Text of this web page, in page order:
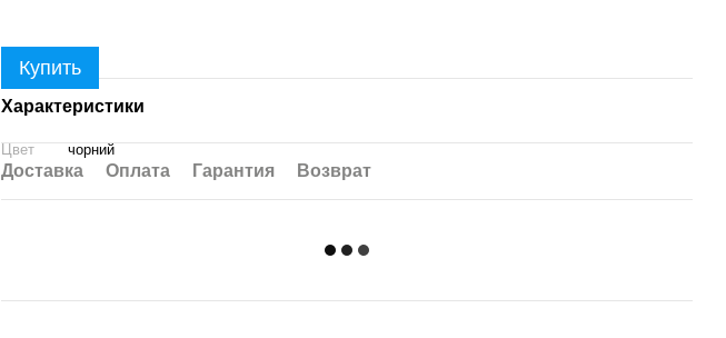
Купить
Характеристики
Цвет чорний
Доставка Оплата Гарантия Возврат